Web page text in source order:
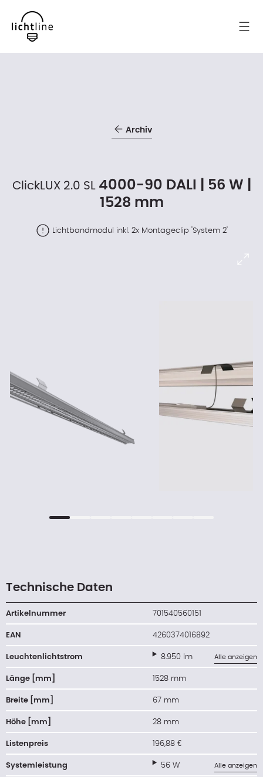
Archiv
ClickLUX 2.0 SL 4000-90 DALI | 56 W |
1528 mm
Lichtbandmodul inkl. 2x Montageclip 'System 2'
Technische Daten
Artikelnummer 701540560151
EAN 4260374016892
Leuchtenlichtstrom 8.950 lm Alle anzeigen
Länge [mm] 1528 mm
Breite [mm] 67 mm
Höhe [mm] 28 mm
Listenpreis 196,88 €
Systemleistung 56 W Alle anzeigen